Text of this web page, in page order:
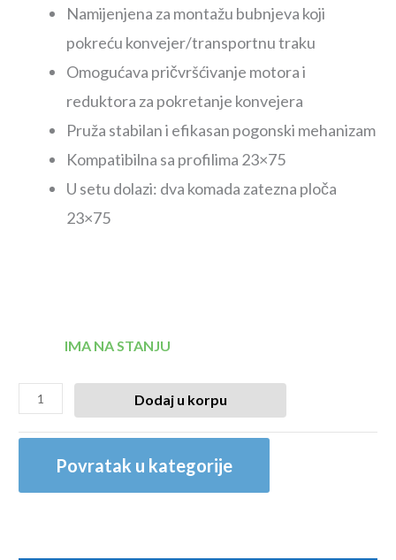
Namijenjena za montažu bubnjeva koji
pokreću konvejer/transportnu traku
Omogućava pričvršćivanje motora i
reduktora za pokretanje konvejera
Pruža stabilan i efikasan pogonski mehanizam
Kompatibilna sa profilima 23×75
U setu dolazi: dva komada zatezna ploča
23×75
IMA NA STANJU
Dodaj u korpu
Povratak u kategorije